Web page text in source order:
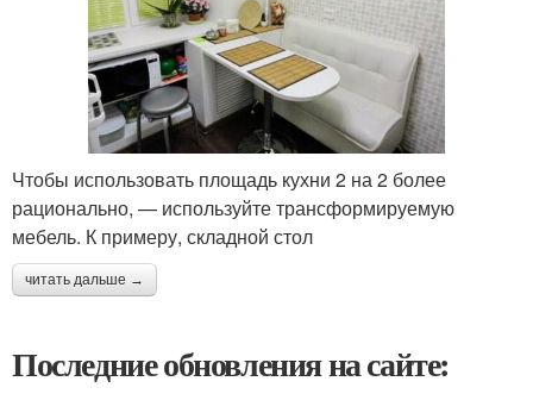
Чтобы использовать площадь кухни 2 на 2 более
рационально, — используйте трансформируемую
мебель. К примеру, складной стол
читать дальше →
Последние обновления на сайте: